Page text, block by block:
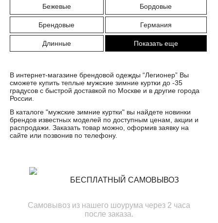
Бежевые Бордовые
Брендовые Германия
Длинные Показать еще
В интернет-магазине брендовой одежды “Легионер” Вы
сможете купить теплые мужские зимние куртки до -35
градусов с быстрой доставкой по Москве и в другие города
России.
В каталоге "мужские зимние куртки" вы найдете новинки
брендов известных моделей по доступным ценам, акции и
распродажи. Заказать товар можно, оформив заявку на
сайте или позвонив по телефону.
БЕСПЛАТНЫЙ САМОВЫВОЗ
Самовывоз из нашего шоурума через 2 часа
после заказа.